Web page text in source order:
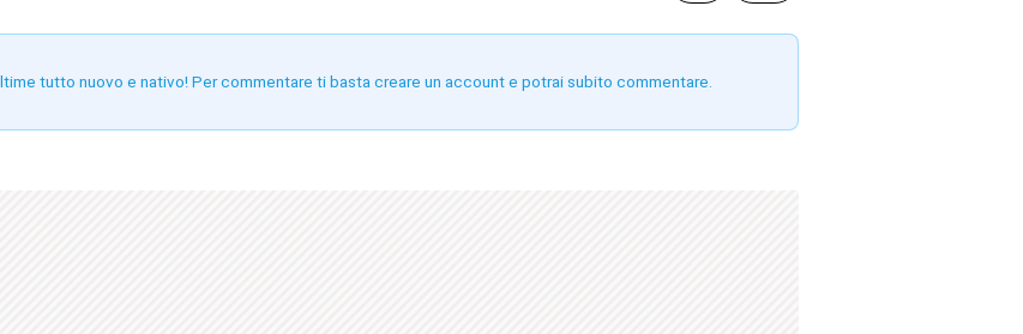
tutto nuovo e nativo! Per commentare ti basta creare un account e potrai subito commentare.